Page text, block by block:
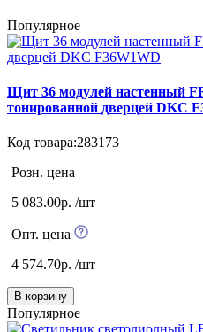
Популярное
Щит 36 модулей настенный
тонированной дверцей DKC
Код товара:283173
Розн. цена
5 083.00р. /шт
Опт. цена
4 574.70р. /шт
В корзину
Популярное